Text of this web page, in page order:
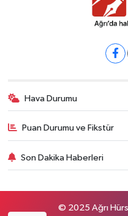
Hava Durumu
Puan Durumu ve Fikstür
Son Dakika Haberleri
© 2025 Ağrı